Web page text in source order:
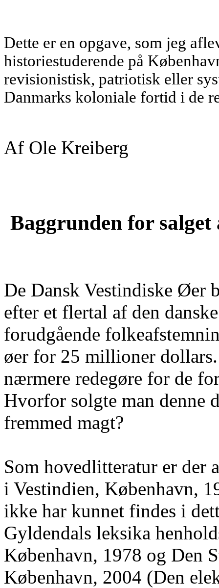
Dette er en opgave, som jeg
historiestuderende på
revisionistisk, patriotisk eller
Danmarks koloniale fortid i de
Af Ole Kreiberg
Baggrunden for salget
De Dansk Vestindiske Øer
efter et flertal af den
forudgående
øer for 25 millioner
nærmere redegøre for de
Hvorfor solgte man denne
fremmed magt?
Som hovedlitteratur er der
i Vestindien, København,
ikke har kunnet findes i
Gyldendals leksika
København, 1978 og Den
København, 2004 (Den